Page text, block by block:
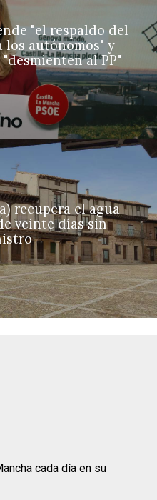
"el respaldo del
los autónomos" y
al PP"
recupera el agua
veinte días sin
cada día en su